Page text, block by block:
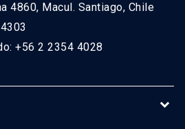
4860, Macul. Santiago, Chile
+56 2 2354 4028